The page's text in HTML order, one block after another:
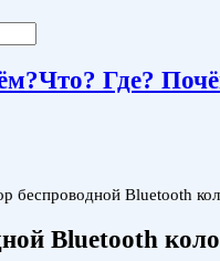
Что? Где?
беспроводной Bluetooth
Bluetooth